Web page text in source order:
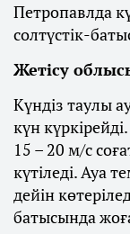
Петропавлда
солтүстік-
Жетісу
Күндіз таулы
күн
15 – 20 м/с
күтіледі. Ауа
дейін
батысында